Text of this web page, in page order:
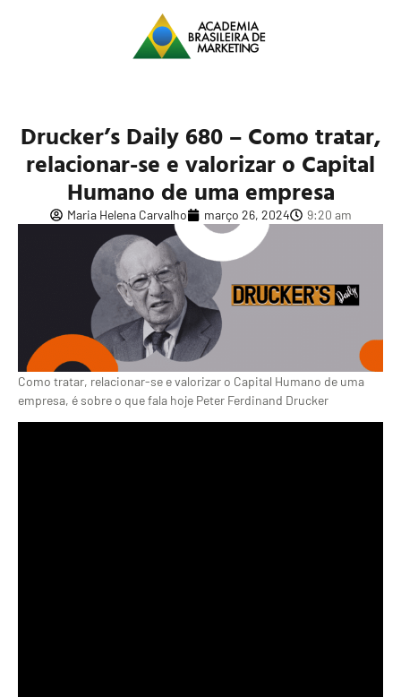
Drucker’s Daily 680 – Como tratar,
relacionar-se e valorizar o Capital
Humano de uma empresa
Maria Helena Carvalho março 26, 2024 9:20 am
Como tratar, relacionar-se e valorizar o Capital Humano de uma
empresa, é sobre o que fala hoje Peter Ferdinand Drucker